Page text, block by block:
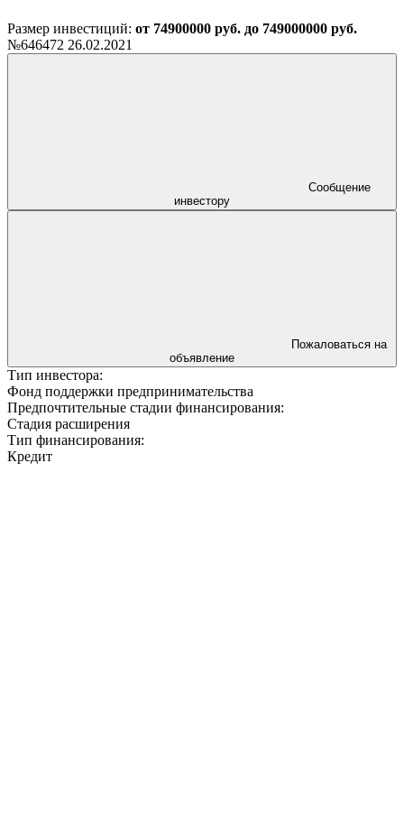
Размер инвестиций: от 74900000 руб. до 749000000 руб.
№646472 26.02.2021
инвестору
объявление
Тип инвестора:
Фонд поддержки предпринимательства
Предпочтительные стадии финансирования:
Стадия расширения
Тип финансирования:
Кредит